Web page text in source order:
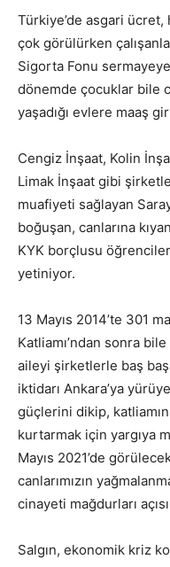
Türkiye’de asgari ücret,
çok görülürken
Sigorta Fonu sermayeye
dönemde çocuklar bile
yaşadığı evlere maaş
Cengiz İnşaat, Kolin
Limak İnşaat gibi
muafiyeti sağlayan
boğuşan, canlarına
KYK borçlusu
yetiniyor.
13 Mayıs 2014’te 301
Katliamı’ndan sonra
aileyi şirketlerle baş
iktidarı Ankara’ya
güçlerini dikip,
kurtarmak için yargıya
Mayıs 2021’de
canlarımızın
cinayeti mağdurları
Salgın, ekonomik kriz